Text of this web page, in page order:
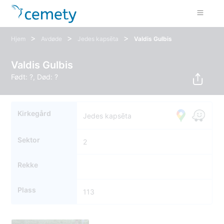
Hjem > Avdøde > Jedes kapsēta > Valdis Gulbis
Valdis Gulbis
Født: ?, Død: ?
Kirkegård Jedes kapsēta
Sektor 2
Rekke
Plass 113